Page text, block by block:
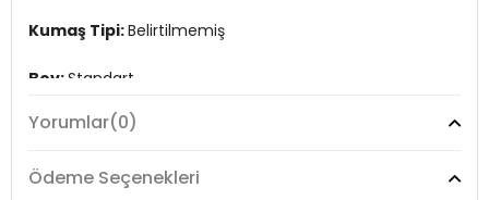
Kumaş Tipi:Belirtilmemiş
Boy:Standart
Kalıp Bilgisi:Regular Fit
Yaş Grubu:Yetişkin
Yorumlar(0)
Ödeme Seçenekleri